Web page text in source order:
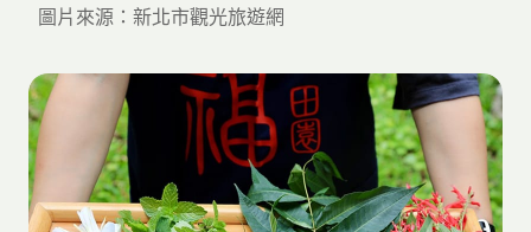
圖片來源：新北市觀光旅遊網